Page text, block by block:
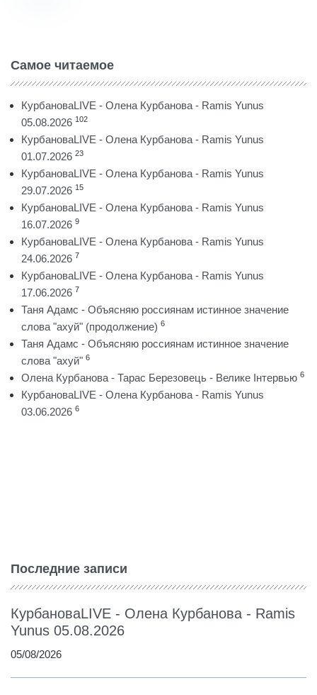
Самое читаемое
КурбановаLIVE - Олена Курбанова - Ramis Yunus
05.08.2026 102
КурбановаLIVE - Олена Курбанова - Ramis Yunus
01.07.2026 23
КурбановаLIVE - Олена Курбанова - Ramis Yunus
29.07.2026 15
КурбановаLIVE - Олена Курбанова - Ramis Yunus
16.07.2026 9
КурбановаLIVE - Олена Курбанова - Ramis Yunus
24.06.2026 7
КурбановаLIVE - Олена Курбанова - Ramis Yunus
17.06.2026 7
Таня Адамс - Объясняю россиянам истинное значение
слова "ахуй" (продолжение) 6
Таня Адамс - Объясняю россиянам истинное значение
слова "ахуй" 6
Олена Курбанова - Тарас Березовець - Велике Інтервью 6
КурбановаLIVE - Олена Курбанова - Ramis Yunus
03.06.2026 6
Последние записи
КурбановаLIVE - Олена Курбанова - Ramis
Yunus 05.08.2026
05/08/2026